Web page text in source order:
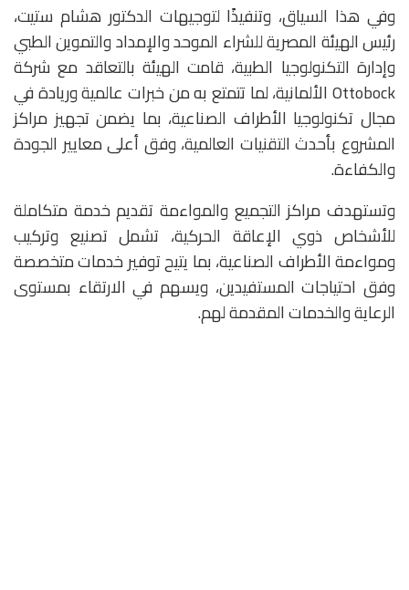
وفي هذا السياق، وتنفيذًا لتوجيهات الدكتور هشام ستيت،
رئيس الهيئة المصرية للشراء الموحد والإمداد والتموين الطبي
وإدارة التكنولوجيا الطبية، قامت الهيئة بالتعاقد مع شركة
Ottobock الألمانية، لما تتمتع به من خبرات عالمية وريادة في
مجال تكنولوجيا الأطراف الصناعية، بما يضمن تجهيز مراكز
المشروع بأحدث التقنيات العالمية، وفق أعلى معايير الجودة
والكفاءة.
وتستهدف مراكز التجميع والمواءمة تقديم خدمة متكاملة
للأشخاص ذوي الإعاقة الحركية، تشمل تصنيع وتركيب
ومواءمة الأطراف الصناعية، بما يتيح توفير خدمات متخصصة
وفق احتياجات المستفيدين، ويسهم في الارتقاء بمستوى
الرعاية والخدمات المقدمة لهم.